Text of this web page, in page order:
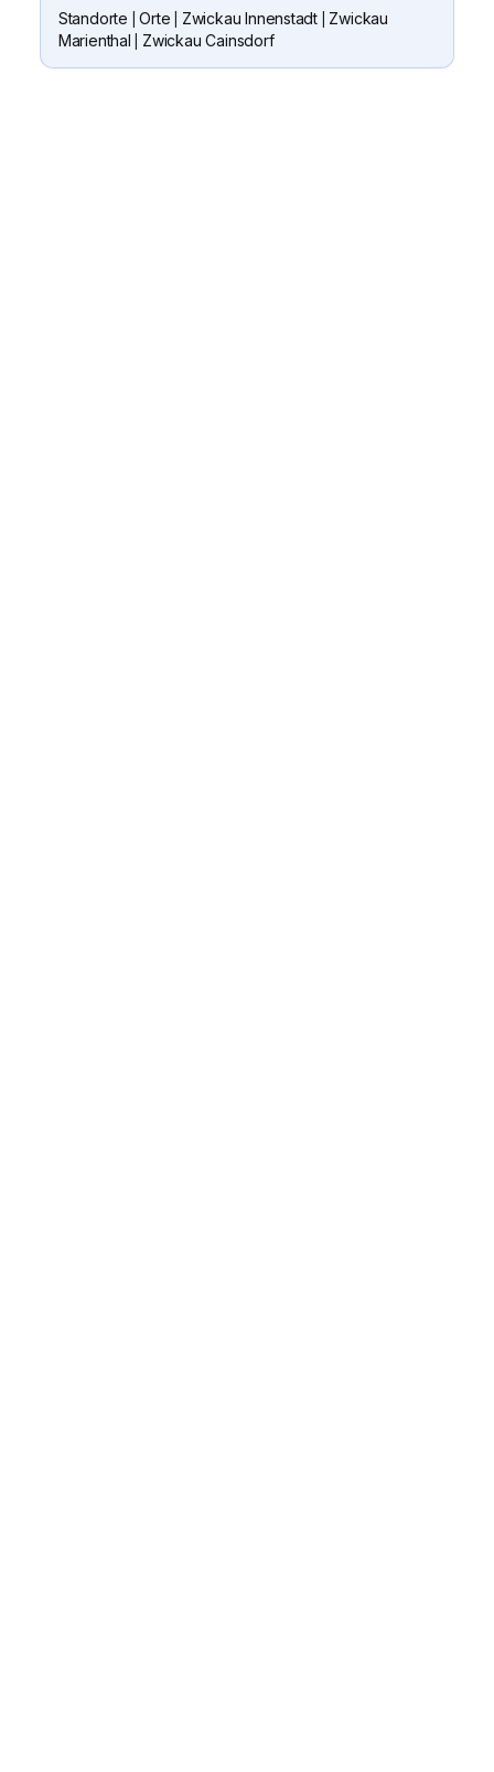
Standorte |Orte Zwickau Innenstadt
Zwickau
Marienthal
Zwickau Cainsdorf